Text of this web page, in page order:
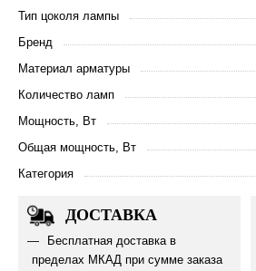
Тип цоколя лампы
Бренд
Материал арматуры
Количество ламп
Мощность, Вт
Общая мощность, Вт
Категория
ДОСТАВКА
Бесплатная доставка в
пределах МКАД при сумме заказа